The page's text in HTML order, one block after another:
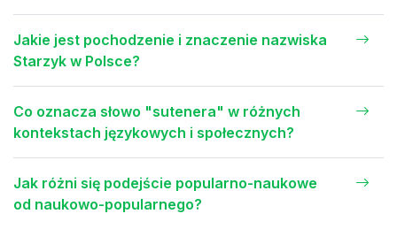
Jakie jest pochodzenie i znaczenie nazwiska
Starzyk w Polsce?
Co oznacza słowo "sutenera" w różnych
kontekstach językowych i społecznych?
Jak różni się podejście popularno-naukowe
od naukowo-popularnego?